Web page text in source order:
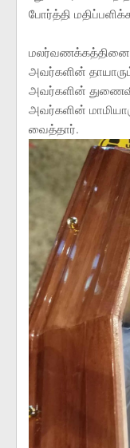
போர்த்தி
மலர்வணக்கத்தினை
அவர்களின்
அவர்களின்
அவர்களின்
வைத்தார்.